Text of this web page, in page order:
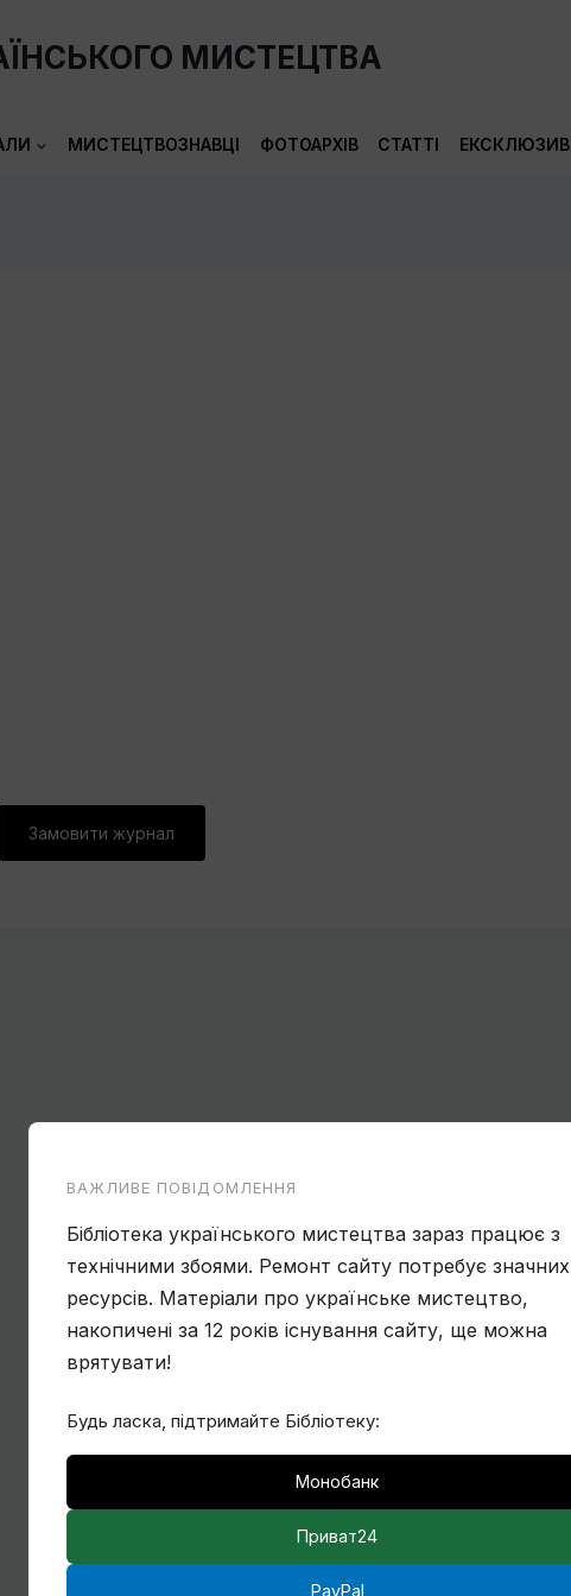
МИСТЕЦТВА
МИСТЕЦТВОЗНАВЦІ ФОТОАРХІВ СТАТТІ ЕКСКЛЮЗИВ
Замовити журнал
ВАЖЛИВЕ ПОВІДОМЛЕННЯ
Бібліотека українського мистецтва зараз працює з
технічними збоями. Ремонт сайту потребує значних
ресурсів. Матеріали про українське мистецтво,
накопичені за 12 років існування сайту, ще можна
врятувати!
Будь ласка, підтримайте Бібліотеку:
Монобанк
Приват24
PayPal